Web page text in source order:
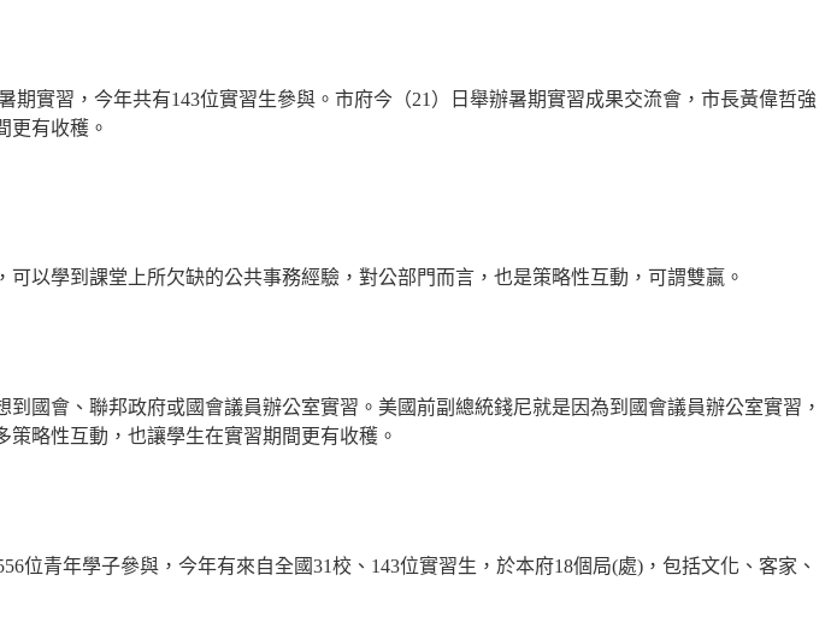
期實習，今年共有143位實習生參與。市府今（21 ）日舉辦暑期實習成果交流會，市長黃偉哲強
更有收穫。
以學到課堂上所欠缺的公共事務經驗，對公部門而言，也是策略性互動，可謂雙贏。
國會、聯邦政府或國會議員辦公室實習。美國前副總統錢尼就是因為到國會議員辦公室實習，
略性互動，也讓學生在實習期間更有收穫。
位青年學子參與，今年有來自全國31校、 143位實習生，於本府18個局(處) ，包括文化、客家、